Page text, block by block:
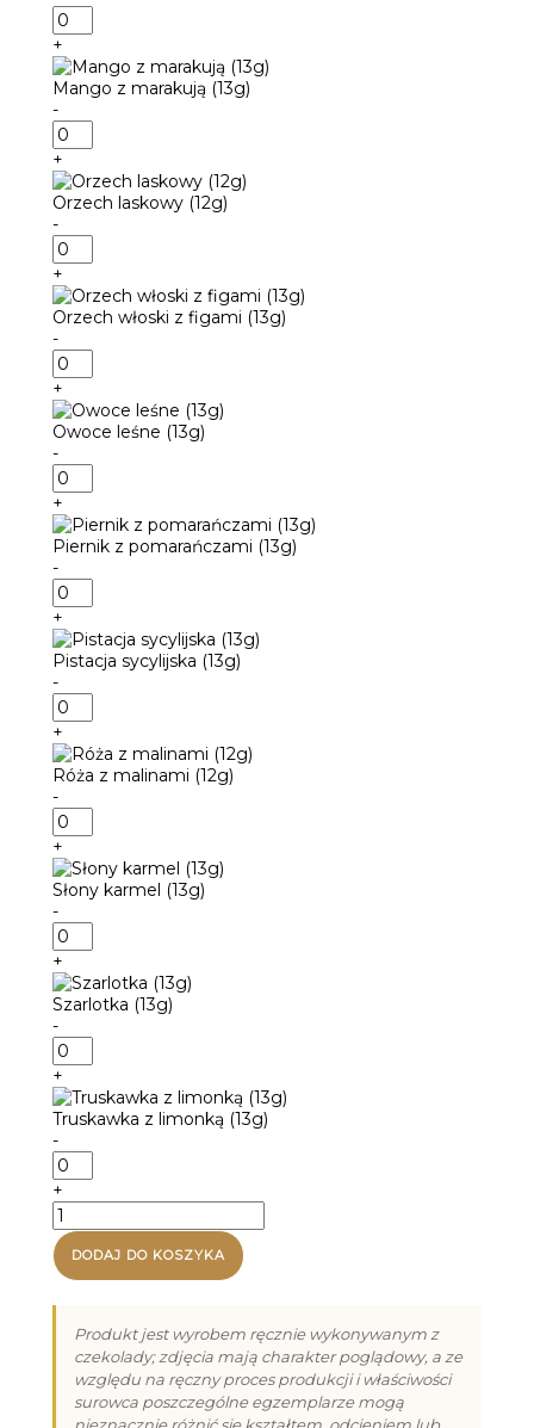
ilość
Likier
Irish
Cream
(13g)
+
Mango z marakują (13g)
-
ilość
Mango
z
marakują
(13g)
+
Orzech laskowy (12g)
-
ilość
Orzech
laskowy
(12g)
+
Orzech włoski z figami (13g)
-
ilość
Orzech
włoski
z
figami
(13g)
+
Owoce leśne (13g)
-
ilość
Owoce
leśne
(13g)
+
Piernik z pomarańczami (13g)
-
ilość
Piernik
z
pomarańczami
(13g)
+
Pistacja sycylijska (13g)
-
ilość
Pistacja
sycylijska
(13g)
+
Róża z malinami (12g)
-
ilość
Róża
z
malinami
(12g)
+
Słony karmel (13g)
-
ilość
Słony
karmel
(13g)
+
Szarlotka (13g)
-
ilość
Szarlotka
(13g)
+
Truskawka z limonką (13g)
-
ilość
Truskawka
z
limonką
(13g)
+
ilość
Vroclinki
Premium
15
Urodzin
(180g)
DODAJ DO KOSZYKA
Produkt jest wyrobem ręcznie wykonywanym z
czekolady; zdjęcia mają charakter poglądowy, a ze
względu na ręczny proces produkcji i właściwości
surowca poszczególne egzemplarze mogą
nieznacznie różnić się kształtem, odcieniem lub